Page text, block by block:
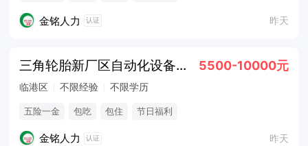
金铭人力 认证 昨天
三角轮胎新厂区自动化设备操作技师 5500-10000元
临港区 不限经验 不限学历
五险一金 包吃 包住 节日福利
金铭人力 认证 昨天